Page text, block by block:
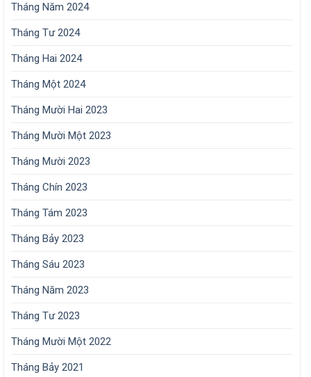
Tháng Năm 2024
Tháng Tư 2024
Tháng Hai 2024
Tháng Một 2024
Tháng Mười Hai 2023
Tháng Mười Một 2023
Tháng Mười 2023
Tháng Chín 2023
Tháng Tám 2023
Tháng Bảy 2023
Tháng Sáu 2023
Tháng Năm 2023
Tháng Tư 2023
Tháng Mười Một 2022
Tháng Bảy 2021